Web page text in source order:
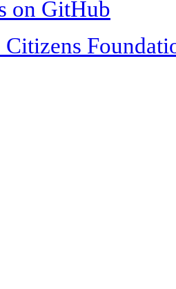
on GitHub
Citizens